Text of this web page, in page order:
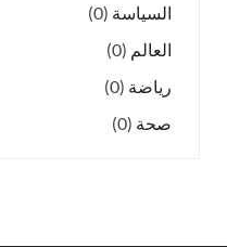
السياسة (0)
العالم (0)
رياضة (0)
صحة (0)